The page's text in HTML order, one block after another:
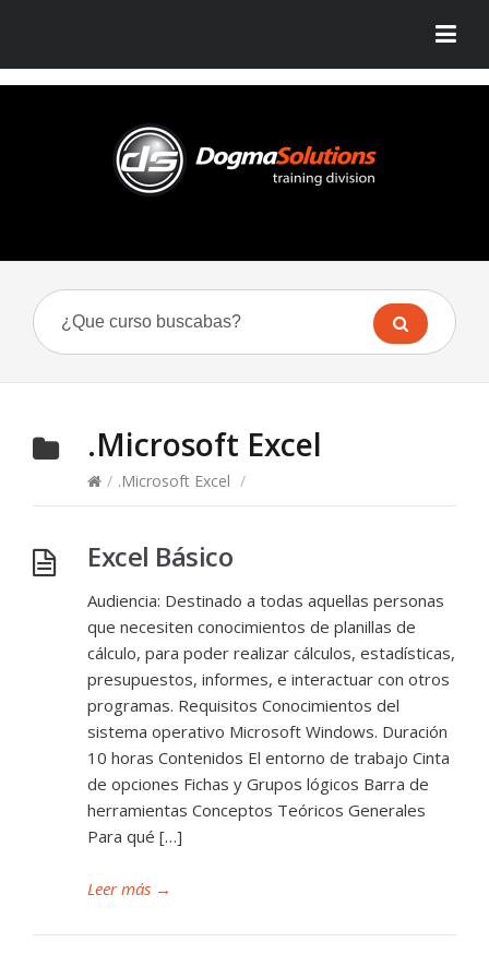
.Microsoft Excel
/ .Microsoft Excel /
Excel Básico
Audiencia: Destinado a todas aquellas personas
que necesiten conocimientos de planillas de
cálculo, para poder realizar cálculos, estadísticas,
presupuestos, informes, e interactuar con otros
programas. Requisitos Conocimientos del
sistema operativo Microsoft Windows. Duración
10 horas Contenidos El entorno de trabajo Cinta
de opciones Fichas y Grupos lógicos Barra de
herramientas Conceptos Teóricos Generales
Para qué […]
Leer más →